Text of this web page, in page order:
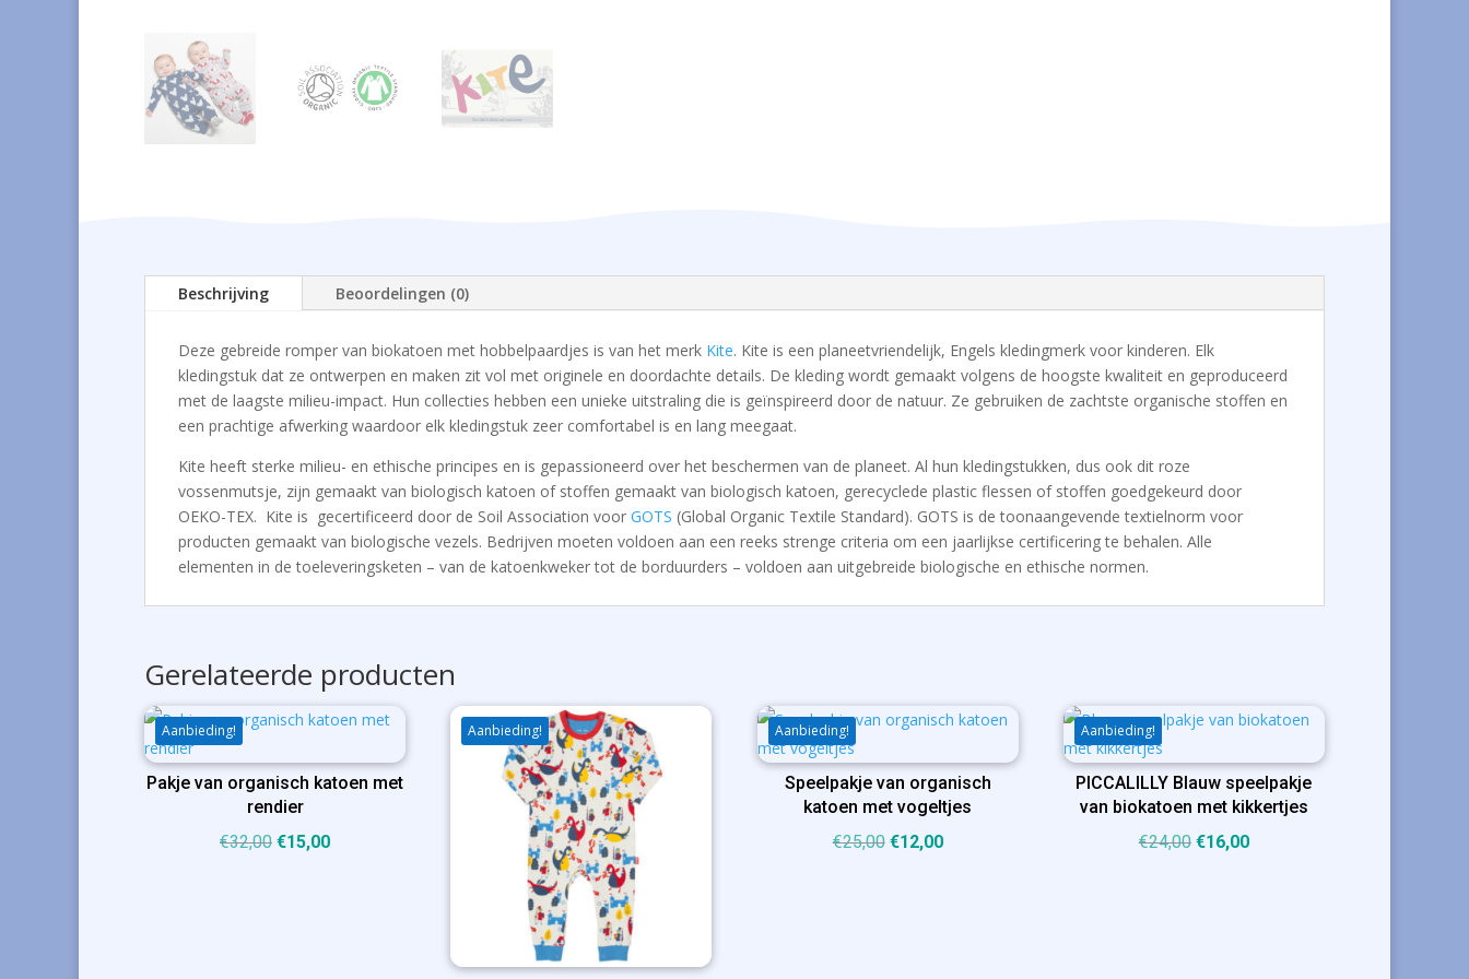
Beschrijving Beoordelingen (0)
Deze gebreide romper van biokatoen met hobbelpaardjes is van het merk Kite. Kite is een planeetvriendelijk, Engels kledingmerk voor kinderen. Elk
kledingstuk dat ze ontwerpen en maken zit vol met originele en doordachte details. De kleding wordt gemaakt volgens de hoogste kwaliteit en geproduceerd
met de laagste milieu-impact. Hun collecties hebben een unieke uitstraling die is geïnspireerd door de natuur. Ze gebruiken de zachtste organische stoffen en
een prachtige afwerking waardoor elk kledingstuk zeer comfortabel is en lang meegaat.
Kite heeft sterke milieu- en ethische principes en is gepassioneerd over het beschermen van de planeet. Al hun kledingstukken, dus ook dit roze
vossenmutsje, zijn gemaakt van biologisch katoen of stoffen gemaakt van biologisch katoen, gerecyclede plastic flessen of stoffen goedgekeurd door
OEKO-TEX. Kite is gecertificeerd door de Soil Association voor GOTS (Global Organic Textile Standard). GOTS is de toonaangevende textielnorm voor
producten gemaakt van biologische vezels. Bedrijven moeten voldoen aan een reeks strenge criteria om een ​​jaarlijkse certificering te behalen. Alle
elementen in de toeleveringsketen – van de katoenkweker tot de borduurders – voldoen aan uitgebreide biologische en ethische normen.
Gerelateerde producten
Aanbieding!
Pakje van organisch katoen met
rendier
€32,00 Oorspronkelijke
€15,00Huidige
Aanbieding! Aanbieding!
Speelpakje van organisch
katoen met vogeltjes
€25,00 Oorspronkelijke
€12,00Huidige
Aanbieding!
PICCALILLY Blauw speelpakje
van biokatoen met kikkertjes
€24,00 Oorspronkelijke
€16,00Huidige